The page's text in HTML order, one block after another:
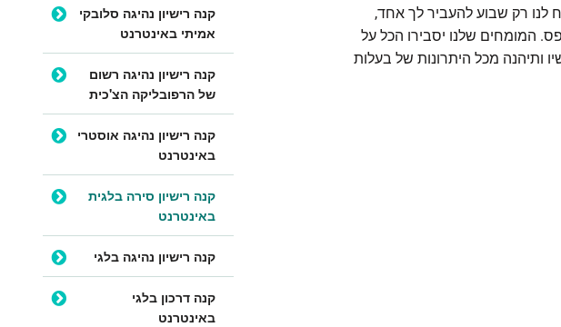
לנו רק שבוע להעביר לך אחד,
המומחים שלנו יסבירו הכל על
ותיהנה מכל היתרונות של בעלות
קנה רישיון נהיגה סלובקי
אמיתי באינטרנט
קנה רישיון נהיגה רשום
של הרפובליקה הצ'כית
קנה רישיון נהיגה אוסטרי
באינטרנט
קנה רישיון סירה בלגית
באינטרנט
קנה רישיון נהיגה בלגי
קנה דרכון בלגי
באינטרנט